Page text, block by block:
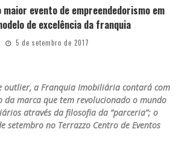
Yan traz a turnê nacional do PagodYANdo para Belo Horizonte
maior evento de empreendedorismo em
de excelência da franquia
5 de setembro de 2017
outlier, a Franquia Imobiliária contará com
da marca que tem revolucionado o mundo
através da filosofia da “parceria”; o
setembro no Terrazzo Centro de Eventos